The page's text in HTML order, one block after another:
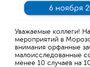
Уважаемые коллеги!
мероприятий в
внимания орфанные
малоисследованные
менее 10 случаев на